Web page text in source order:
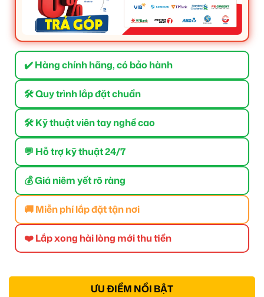
✔️ Hàng chính hãng, có bảo hành
🛠 Quy trình lắp đặt chuẩn
🛠 Kỹ thuật viên tay nghề cao
💬 Hỗ trợ kỹ thuật 24/7
💰 Giá niêm yết rõ ràng
🚚 Miễn phí lắp đặt tận nơi
❤️ Lắp xong hài lòng mới thu tiền
ƯU ĐIỂM NỔI BẬT